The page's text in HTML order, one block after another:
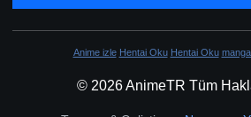
Anime izle Hentai Oku Hentai Oku
© 2026 AnimeTR Tüm